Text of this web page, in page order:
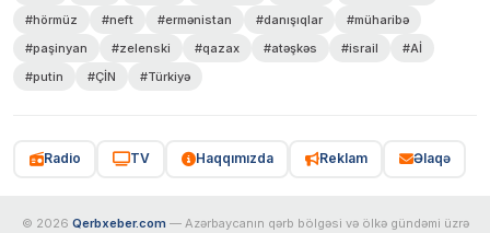
#hörmüz
#neft #ermənistan #danışıqlar
#müharibə
#paşinyan
#zelenski #qazax #atəşkəs #israil
#Aİ
#putin
#ÇİN #Türkiyə
Radio TV Haqqımızda Reklam Əlaqə
© 2026 Qerbxeber.com — Azərbaycanın qərb bölgəsi və ölkə gündəmi üzrə